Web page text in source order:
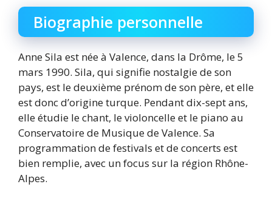
Biographie personnelle
Anne Sila est née à Valence, dans la Drôme, le 5
mars 1990. Sila, qui signifie nostalgie de son
pays, est le deuxième prénom de son père, et elle
est donc d’origine turque. Pendant dix-sept ans,
elle étudie le chant, le violoncelle et le piano au
Conservatoire de Musique de Valence. Sa
programmation de festivals et de concerts est
bien remplie, avec un focus sur la région Rhône-
Alpes.